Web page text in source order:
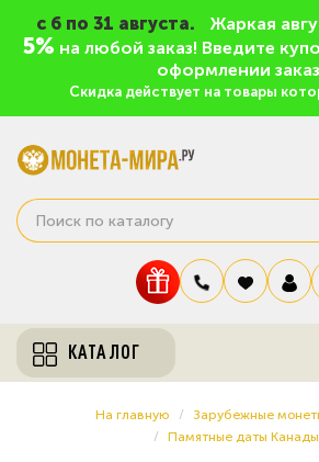
c 6 по 31 августа. Жаркая
5% на любой заказ! Введите
оформлении
Скидка действует на товары
КАТАЛОГ
На главную Зарубежные
Памятные даты Канады